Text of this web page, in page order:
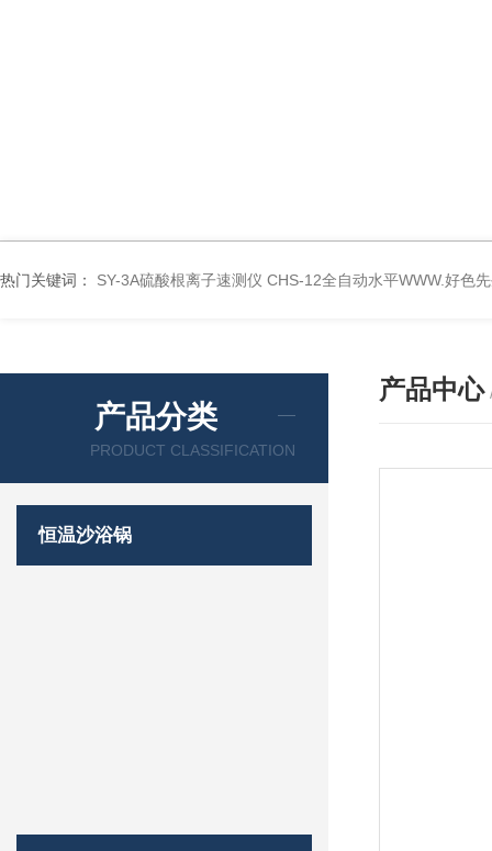
热门关键词： SY-3A硫酸根离子速测仪 CHS-12全自动水平WWW.好色
产品分类
PRODUCT CLASSIFICATION
恒温沙浴锅
产品中心